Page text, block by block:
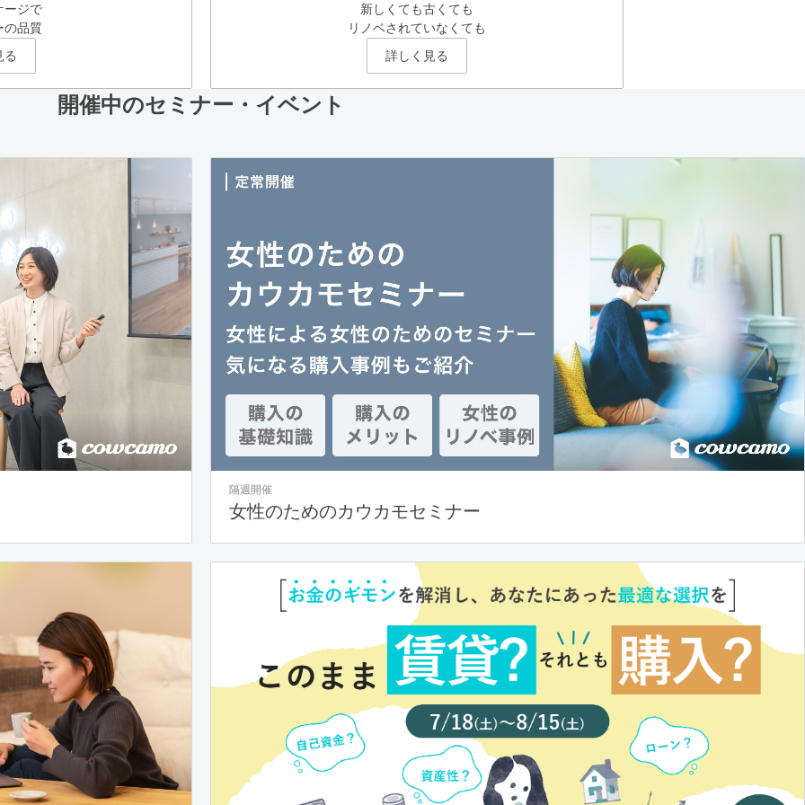
ージで
の品質
る
新しくても古くても
リノベされていなくても
詳しく見る
開催中のセミナー・イベント
隔週開催
女性のためのカウカモセミナー